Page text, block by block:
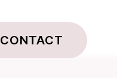
CONTACT